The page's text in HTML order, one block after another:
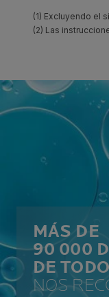
MÁS DE
90 000
DE
NOS